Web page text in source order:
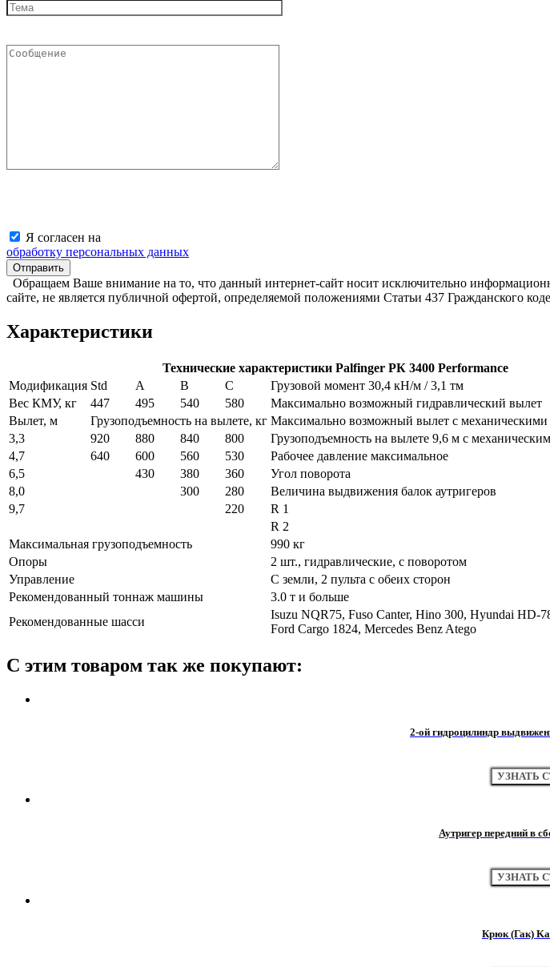
Я согласен на
обработку персональных данных
Обращаем Ваше внимание на то, что данный интернет-сайт носит исключительно
сайте, не является публичной офертой, определяемой положениями Статьи 437 Гражданского
Характеристики
Технические характеристики Palfinger РК 3400 Performance
Модификация Std А В С
Грузовой момент 30,4 кН/м / 3,1 тм
Вес КМУ, кг
447 495 540 580 Максимально возможный гидравлический вылет
Вылет, м
Грузоподъемность на вылете, кг Максимально возможный вылет с механическими
3,3
920 880 840 800 Грузоподъемность на вылете 9,6 м с
4,7
640 600 560 530 Рабочее давление максимальное
6,5
430 380 360 Угол поворота
8,0
300 280
Величина выдвижения балок аутригеров
9,7
220 R 1
R 2
Максимальная грузоподъемность
990 кг
Опоры
2 шт., гидравлические, с поворотом
Управление
С земли, 2 пульта с обеих сторон
Рекомендованный тоннаж машины
3.0 т и больше
Рекомендованные шасси
Isuzu NQR75, Fuso Canter, Hino 300, Hyundai HD-
Ford Cargo 1824, Mercedes Benz Atego
С этим товаром так же покупают:
2-ой гидроцилиндр
УЗНАТЬ
Аутригер передний в
УЗНАТЬ
Крюк (Гак)